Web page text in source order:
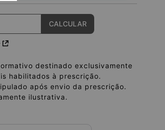
destinado exclusivamente
habilitados à prescrição.
após envio da prescrição.
ilustrativa.